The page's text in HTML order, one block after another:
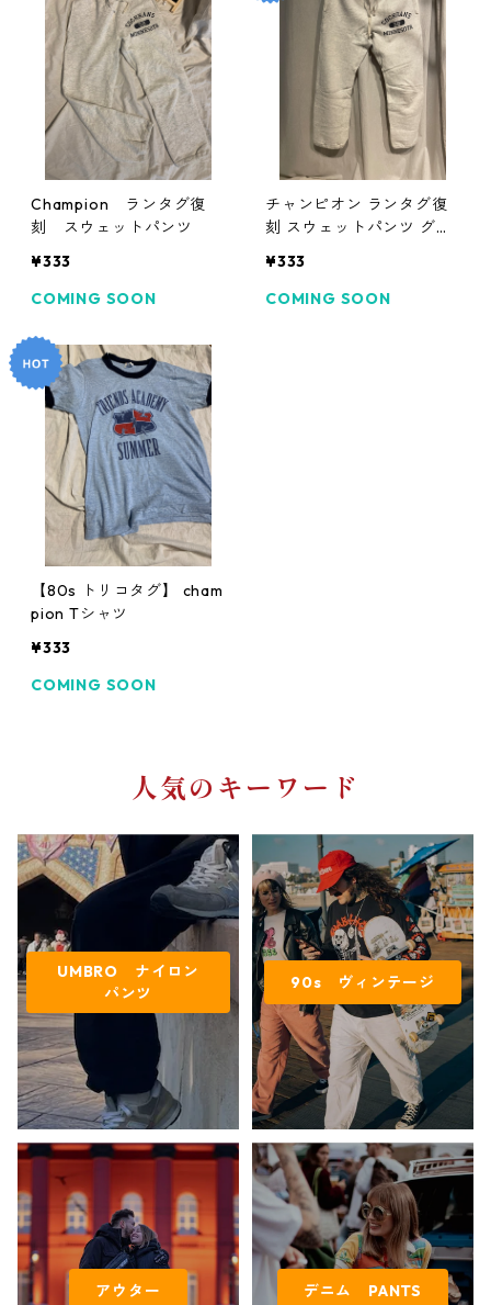
Champion ランタグ復
刻 スウェットパンツ
¥333
COMING SOON
チャンピオン ランタグ復
刻 スウェットパンツ グレ
¥333
COMING SOON
【80s トリコタグ】 cham
pion Tシャツ
¥333
COMING SOON
人気のキーワード
UMBRO ナイロン
パンツ
90s ヴィンテージ
アウター デニム PANTS